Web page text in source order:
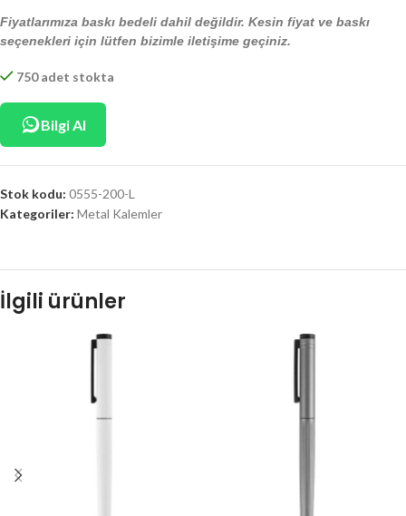
Fiyatlarımıza baskı bedeli dahil değildir. Kesin fiyat ve baskı
seçenekleri için lütfen bizimle iletişime geçiniz.
750 adet stokta
Bilgi Al
Stok kodu: 0555-200-L
Kategoriler: Metal Kalemler
İlgili ürünler